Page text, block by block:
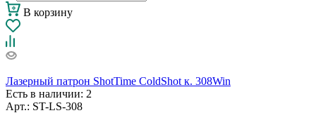
В корзину
Лазерный патрон ShotTime ColdShot к. 308Win
Есть в наличии: 2
Арт.: ST-LS-308